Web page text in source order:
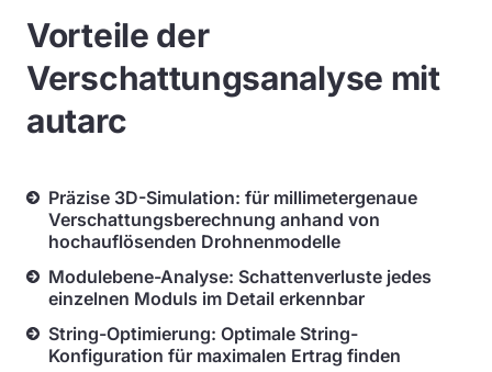
Vorteile der
Verschattungsanalyse mit
autarc
Präzise 3D-Simulation: für millimetergenaue
Verschattungsberechnung anhand von
hochauflösenden Drohnenmodelle
Modulebene-Analyse: Schattenverluste jedes
einzelnen Moduls im Detail erkennbar
String-Optimierung: Optimale String-
Konfiguration für maximalen Ertrag finden